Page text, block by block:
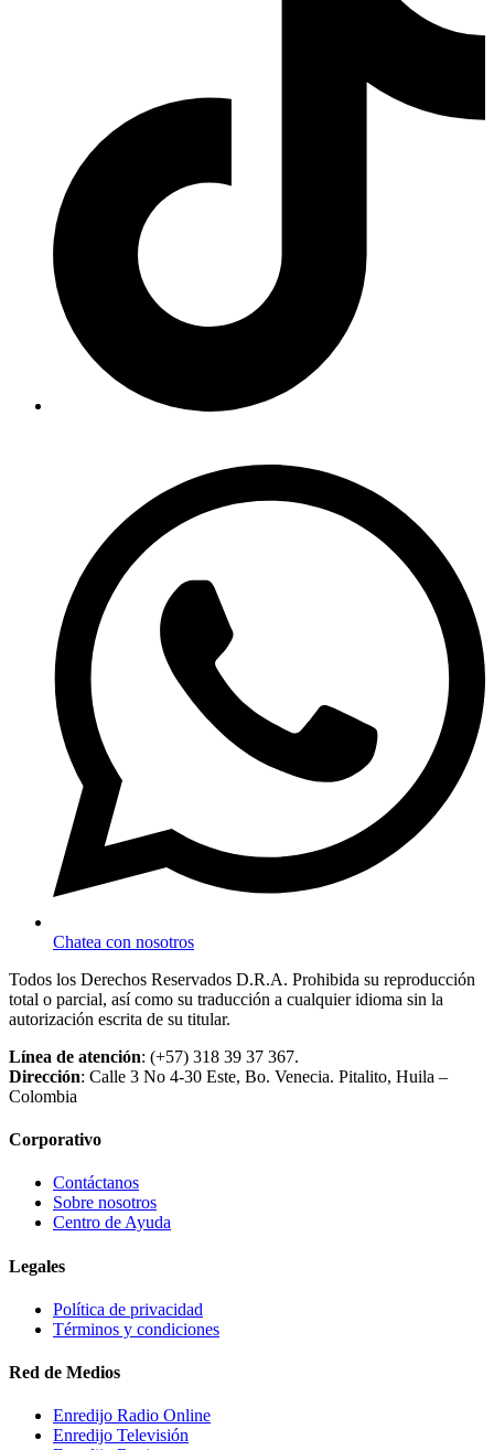
Chatea con nosotros
Todos los Derechos Reservados D.R.A. Prohibida su reproducción
total o parcial, así como su traducción a cualquier idioma sin la
autorización escrita de su titular.
Línea de atención: (+57) 318 39 37 367.
Dirección: Calle 3 No 4-30 Este, Bo. Venecia. Pitalito, Huila –
Colombia
Corporativo
Contáctanos
Sobre nosotros
Centro de Ayuda
Legales
Política de privacidad
Términos y condiciones
Red de Medios
Enredijo Radio Online
Enredijo Televisión